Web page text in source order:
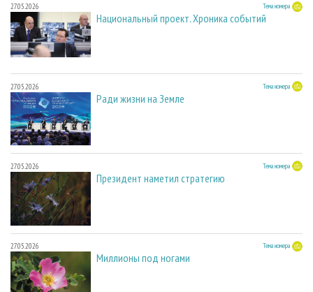
27.05.2026 Тема номера
Национальный проект. Хроника событий
27.05.2026 Тема номера
Ради жизни на Земле
27.05.2026 Тема номера
Президент наметил стратегию
27.05.2026 Тема номера
Миллионы под ногами